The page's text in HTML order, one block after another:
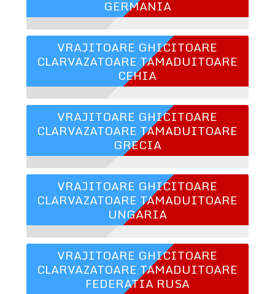
GERMANIA
VRAJITOARE GHICITOARE
CLARVAZATOARE TAMADUITOARE
CEHIA
VRAJITOARE GHICITOARE
CLARVAZATOARE TAMADUITOARE
GRECIA
VRAJITOARE GHICITOARE
CLARVAZATOARE TAMADUITOARE
UNGARIA
VRAJITOARE GHICITOARE
CLARVAZATOARE TAMADUITOARE
FEDERATIA RUSA